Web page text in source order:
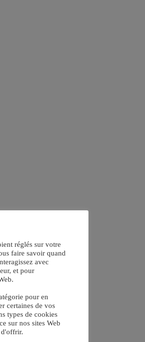
réglés sur votre
faire savoir quand
avec
et pour
pour en
certaines de vos
types de cookies
sur nos sites Web
d'offrir.